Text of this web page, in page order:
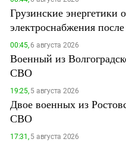
Грузинские энергетики
электроснабжения после
00:45,6 августа 2026
Военный из
СВО
19:25,5 августа 2026
Двое военных из
СВО
17:31,5 августа 2026